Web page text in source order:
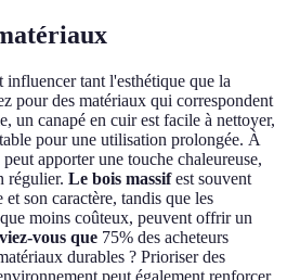
tant l'esthétique que la
pour des matériaux qui correspondent
un canapé en cuir est facile à nettoyer,
pour une utilisation prolongée. À
apporter une touche chaleureuse,
régulier. Le bois massifest souvent
son caractère, tandis que les
moins coûteux, peuvent offrir un
vous que 75% des acheteurs
durables ? Prioriser des
peut également renforcer